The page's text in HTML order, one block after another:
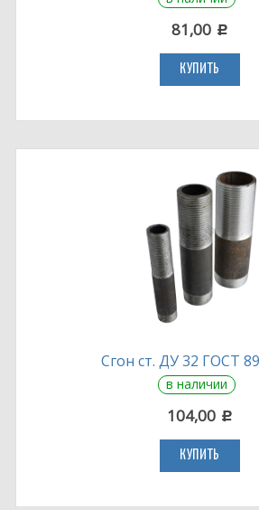
81,00 c
КУПИТЬ
Сгон ст. ДУ 32 ГОСТ
в наличии
104,00 c
КУПИТЬ